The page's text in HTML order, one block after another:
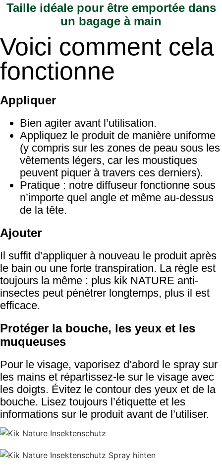
Taille idéale pour être emportée dans
un bagage à main
Voici comment cela
fonctionne
Appliquer
Bien agiter avant l’utilisation.
Appliquez le produit de manière uniforme
(y compris sur les zones de peau sous les
vêtements légers, car les moustiques
peuvent piquer à travers ces derniers).
Pratique : notre diffuseur fonctionne sous
n’importe quel angle et même au-dessus
de la tête.
Ajouter
Il suffit d’appliquer à nouveau le produit après
le bain ou une forte transpiration. La règle est
toujours la même : plus kik NATURE anti-
insectes peut pénétrer longtemps, plus il est
efficace.
Protéger la bouche, les yeux et les
muqueuses
Pour le visage, vaporisez d’abord le spray sur
les mains et répartissez-le sur le visage avec
les doigts. Évitez le contour des yeux et de la
bouche. Lisez toujours l’étiquette et les
informations sur le produit avant de l’utiliser.